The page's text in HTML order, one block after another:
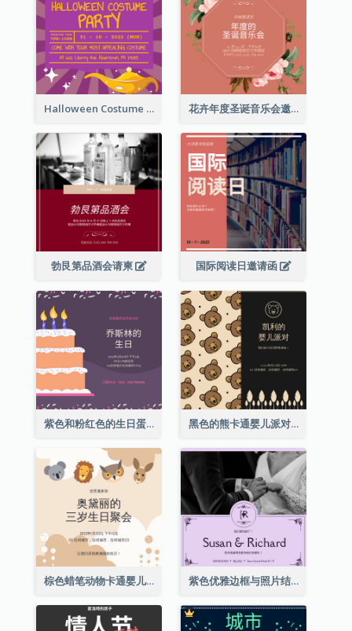
Halloween Costume Party Invitation 花卉年度圣诞音乐会邀请函
勃艮第品酒会请柬 国际阅读日邀请函
紫色和粉红色的生日蛋糕插图聚会请柬 黑色的熊卡通婴儿派对请柬
棕色蜡笔动物卡通婴儿生日邀请 紫色优雅边框与照片结婚请柬